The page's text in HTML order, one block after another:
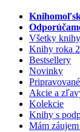
Všetky knihy
Knihy roka
Bestsellery
Novinky
Pripravované
Akcie a
Kolekcie
Knihy s
Mám